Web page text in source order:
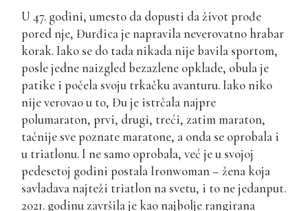
U 47. godini, umesto da dopusti da život prođe
pored nje, Đurđica je napravila neverovatno hrabar
korak. Iako se do tada nikada nije bavila sportom,
posle jedne naizgled bezazlene opklade, obula je
patike i počela svoju trkačku avanturu. Iako niko
nije verovao u to, Đu je istrčala najpre
polumaraton, prvi, drugi, treći, zatim maraton,
tačnije sve poznate maratone, a onda se oprobala i
u triatlonu. I ne samo oprobala, već je u svojoj
pedesetoj godini postala Ironwoman – žena koja
savladava najteži triatlon na svetu, i to ne jedanput.
2021. godinu završila je kao najbolje rangirana